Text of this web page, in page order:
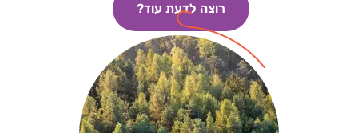
רוצה לדעת עוד?